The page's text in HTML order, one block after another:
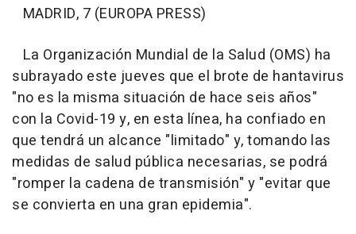
MADRID, 7 (EUROPA PRESS)
La Organización Mundial de la Salud (OMS) ha
subrayado este jueves que el brote de hantavirus
"no es la misma situación de hace seis años"
con la Covid-19 y, en esta línea, ha confiado en
que tendrá un alcance "limitado" y, tomando las
medidas de salud pública necesarias, se podrá
"romper la cadena de transmisión" y "evitar que
se convierta en una gran epidemia".